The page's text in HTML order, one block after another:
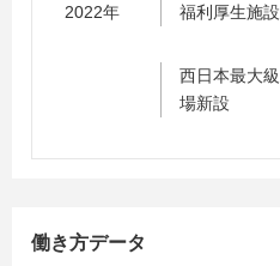
2022年 福利厚生施
西日本最大
場新設
働き方データ